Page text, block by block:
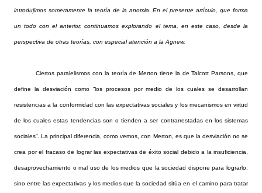
introdujimos someramente la teoría de la anomia. En el presente artículo, que forma
un todo con el anterior, continuamos explorando el tema, en este caso, desde la
perspectiva de otras teorías, con especial atención a la Agnew.
Ciertos paralelismos con la teoría de Merton tiene la de Talcott Parsons, que
define la desviación como “los procesos por medio de los cuales se desarrollan
resistencias a la conformidad con las expectativas sociales y los mecanismos en virtud
de los cuales estas tendencias son o tienden a ser contrarrestadas en los sistemas
sociales”. La principal diferencia, como vemos, con Merton, es que la desviación no se
crea por el fracaso de lograr las expectativas de éxito social debido a la insuficiencia,
desaprovechamiento o mal uso de los medios que la sociedad dispone para lograrlo,
sino entre las expectativas y los medios que la sociedad sitúa en el camino para tratar